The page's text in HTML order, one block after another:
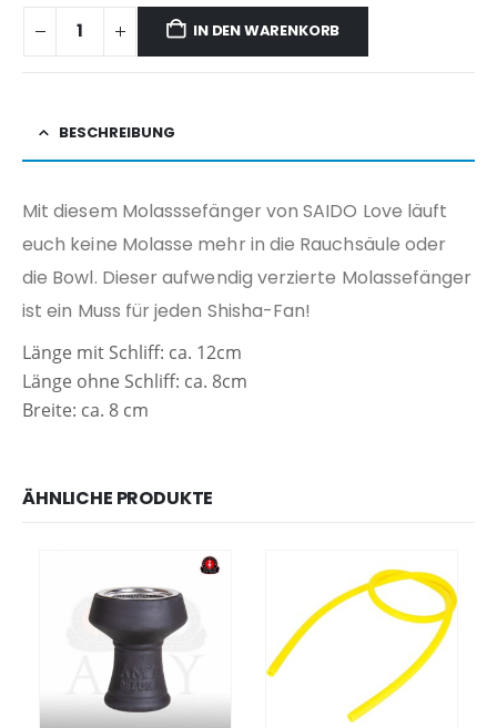
IN DEN WARENKORB
BESCHREIBUNG
Mit diesem Molasssefänger von SAIDO Love läuft
euch keine Molasse mehr in die Rauchsäule oder
die Bowl. Dieser aufwendig verzierte Molassefänger
ist ein Muss für jeden Shisha-Fan!
Länge mit Schliff: ca. 12cm
Länge ohne Schliff: ca. 8cm
Breite: ca. 8 cm
ÄHNLICHE PRODUKTE